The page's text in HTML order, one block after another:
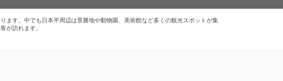
ます。中でも日本平周辺は景勝地や動物園、美術館など多くの観光スポットが集
が訪れます。